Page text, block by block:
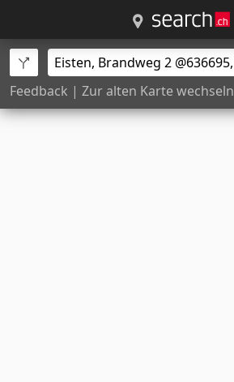
Feedback | Zur alten Karte wechseln